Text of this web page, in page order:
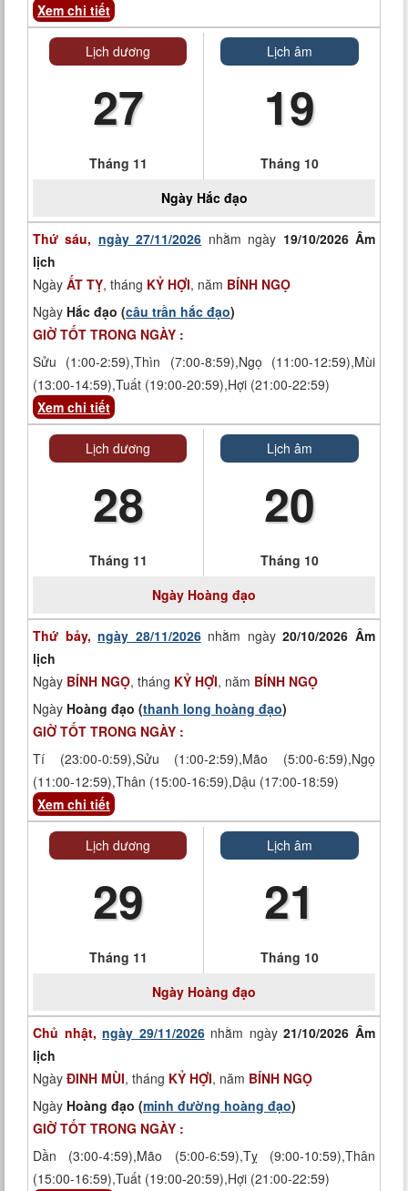
Xem chi tiết
Lịch dương
27
Tháng 11
Lịch âm
19
Tháng 10
Ngày Hắc đạo
Thứ sáu, ngày 27/11/2026 nhằm ngày 19/10/2026 Âm
lịch
Ngày ẤT TỴ, tháng KỶ HỢI, năm BÍNH NGỌ
Ngày Hắc đạo (câu trần hắc đạo)
GIỜ TỐT TRONG NGÀY :
Sửu (1:00-2:59),Thìn (7:00-8:59),Ngọ (11:00-12:59),Mùi
(13:00-14:59),Tuất (19:00-20:59),Hợi (21:00-22:59)
Xem chi tiết
Lịch dương
28
Tháng 11
Lịch âm
20
Tháng 10
Ngày Hoàng đạo
Thứ bảy,ngày 28/11/2026nhằm ngày20/10/2026 Âm
lịch
Ngày BÍNH NGỌ, tháng KỶ HỢI, năm BÍNH NGỌ
Ngày Hoàng đạo (thanh long hoàng đạo)
GIỜ TỐT TRONG NGÀY :
Tí (23:00-0:59),Sửu (1:00-2:59),Mão (5:00-6:59),Ngọ
(11:00-12:59),Thân (15:00-16:59),Dậu (17:00-18:59)
Xem chi tiết
Lịch dương
29
Tháng 11
Lịch âm
21
Tháng 10
Ngày Hoàng đạo
Chủ nhật,ngày 29/11/2026nhằm ngày21/10/2026 Âm
lịch
Ngày ĐINH MÙI, tháng KỶ HỢI, năm BÍNH NGỌ
Ngày Hoàng đạo (minh đường hoàng đạo)
GIỜ TỐT TRONG NGÀY :
Dần (3:00-4:59),Mão (5:00-6:59),Tỵ (9:00-10:59),Thân
(15:00-16:59),Tuất (19:00-20:59),Hợi (21:00-22:59)